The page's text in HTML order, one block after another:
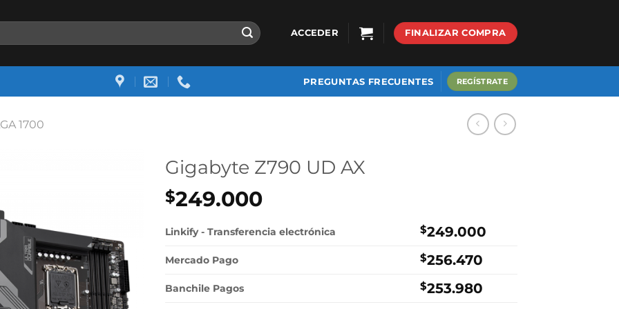
ACCEDER FINALIZAR COMPRA
PREGUNTAS FRECUENTES REGÍSTRATE
1700
Gigabyte Z790 UD AX
$249.000
Linkify - Transferencia electrónica $249.000
Mercado Pago $256.470
Banchile Pagos $253.980